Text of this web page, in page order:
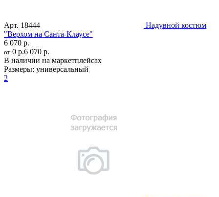
Арт. 18444
Надувной костюм
"Верхом на Санта-Клаусе"
6 070 р.
от 0 р.6 070 р.
В наличии на маркетплейсах
Размеры: универсальный
2